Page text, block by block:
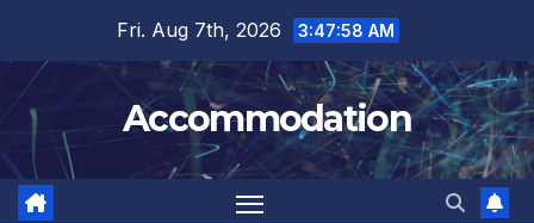
content
Fri. Aug 7th, 2026 3:47:59 AM
Accommodation